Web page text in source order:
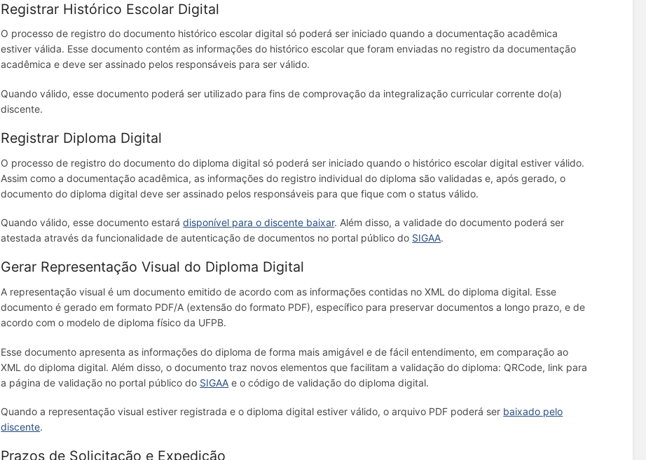
Registrar Histórico Escolar Digital
O processo de registro do documento histórico escolar digital só poderá ser iniciado quando a documentação acadêmica
estiver válida. Esse documento contém as informações do histórico escolar que foram enviadas no registro da documentação
acadêmica e deve ser assinado pelos responsáveis para ser válido.
Quando válido, esse documento poderá ser utilizado para fins de comprovação da integralização curricular corrente do(a)
discente.
Registrar Diploma Digital
O processo de registro do documento do diploma digital só poderá ser iniciado quando o histórico escolar digital estiver válido.
Assim como a documentação acadêmica, as informações do registro individual do diploma são validadas e, após gerado, o
documento do diploma digital deve ser assinado pelos responsáveis para que fique com o status válido.
Quando válido, esse documento estarádisponível para o discente baixar. Além disso, a validade do documento poderá ser
atestada através da funcionalidade de autenticação de documentos no portal público do SIGAA.
Gerar Representação Visual do Diploma Digital
A representação visual é um documento emitido de acordo com as informações contidas no XML do diploma digital. Esse
documento é gerado em formato PDF/A (extensão do formato PDF), específico para preservar documentos a longo prazo, e de
acordo com o modelo de diploma físico da UFPB.
Esse documento apresenta as informações do diploma de forma mais amigável e de fácil entendimento, em comparação ao
XML do diploma digital. Além disso, o documento traz novos elementos que facilitam a validação do diploma: QRCode, link para
a página de validação no portal público do SIGAA e o código de validação do diploma digital.
Quando a representação visual estiver registrada e o diploma digital estiver válido, o arquivo PDF poderá ser baixado pelo
discente.
Prazos de Solicitação e Expedição